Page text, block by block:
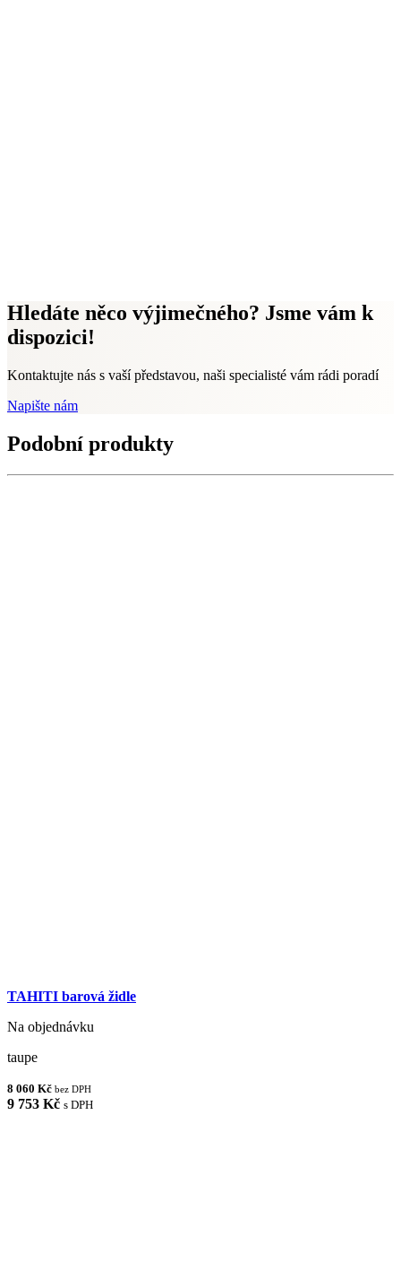
Hledáte něco výjimečného? Jsme vám k
dispozici!
Kontaktujte nás s vaší představou, naši specialisté vám rádi poradí
Napište nám
Podobní produkty
TAHITI barová židle
Na objednávku
taupe
8 060 Kč bez DPH
9 753 Kč s DPH